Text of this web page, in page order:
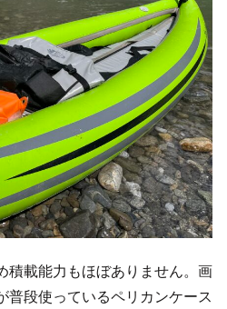
積載能力もほぼありません。画
普段使っているペリカンケース